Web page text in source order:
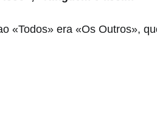
«Todos» era «Os Outros»,